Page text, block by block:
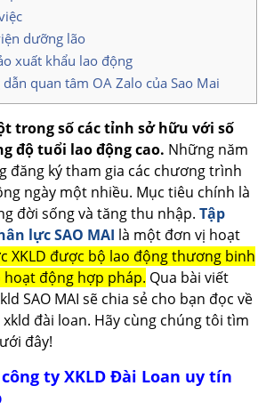
dưỡng lão
xuất khẩu lao động
quan tâm OA Zalo của Sao Mai
trong số các tỉnh sở hữu với số
độ tuổi lao động cao. Những năm
đăng ký tham gia các chương trình
ngày một nhiều. Mục tiêu chính là
đời sống và tăng thu nhập. Tập
lực SAO MAI là một đơn vị hoạt
XKLD được bộ lao động thương binh
hoạt động hợp pháp. Qua bài viết
SAO MAI sẽ chia sẻ cho bạn đọc về
đài loan. Hãy cùng chúng tôi tìm
đây!
ty XKLD Đài Loan uy tín